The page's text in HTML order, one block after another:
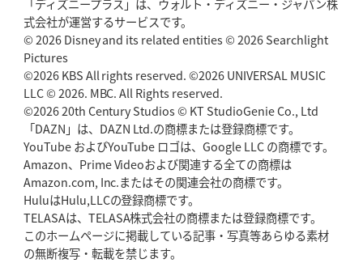
「ディズニープラス」は、ウォルト・ディズニー・ジャパン株
式会社が運営するサービスです。
© 2026 Disney and its related entities © 2026 Searchlight
Pictures
©2026 KBS All rights reserved. ©2026 UNIVERSAL MUSIC
LLC © 2026. MBC. All Rights reserved.
©2026 20th Century Studios © KT StudioGenie Co., Ltd
「DAZN」は、DAZN Ltd.の商標または登録商標です。
YouTube およびYouTube ロゴは、Google LLC の商標です。
Amazon、Prime Videoおよび関連する全ての商標は
Amazon.com, Inc.またはその関連会社の商標です。
HuluはHulu,LLCの登録商標です。
TELASAは、TELASA株式会社の商標または登録商標です。
このホームページに掲載している記事・写真等あらゆる素材
の無断複写・転載を禁じます。